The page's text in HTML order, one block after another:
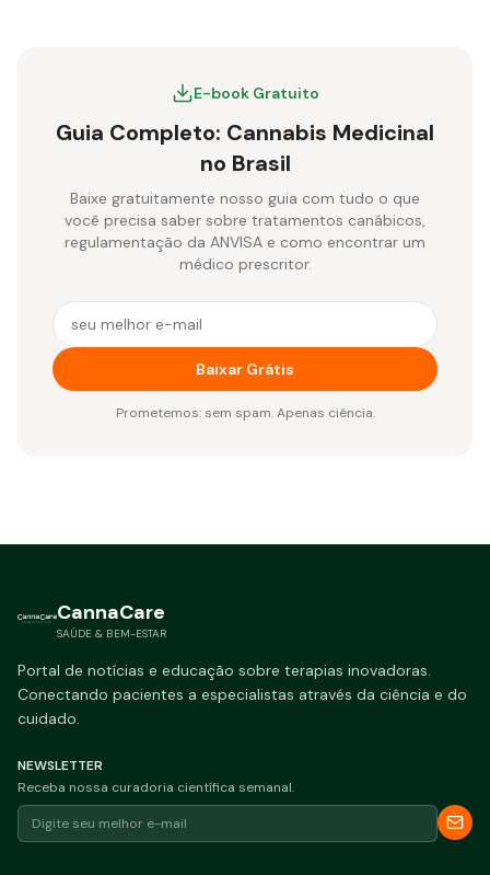
E-book Gratuito
Guia Completo: Cannabis Medicinal
no Brasil
Baixe gratuitamente nosso guia com tudo o que
você precisa saber sobre tratamentos canábicos,
regulamentação da ANVISA e como encontrar um
médico prescritor.
E-mail para receber o e-book gratuito
Baixar Grátis
Prometemos: sem spam. Apenas ciência.
CannaCare
SAÚDE & BEM-ESTAR
Portal de notícias e educação sobre terapias inovadoras.
Conectando pacientes a especialistas através da ciência e do
cuidado.
NEWSLETTER
Receba nossa curadoria científica semanal.